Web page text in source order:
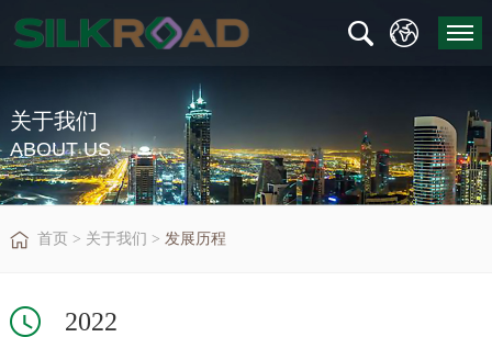
关于我们
ABOUT US
首页> 关于我们 > 发展历程
2022